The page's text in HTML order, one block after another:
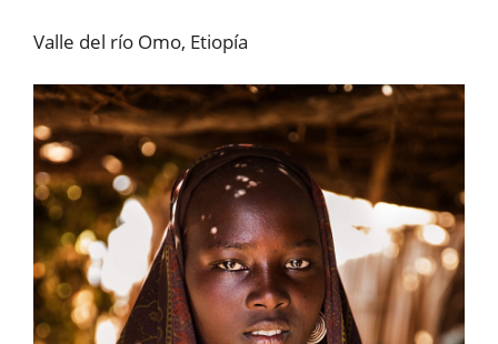
Valle del río Omo, Etiopía